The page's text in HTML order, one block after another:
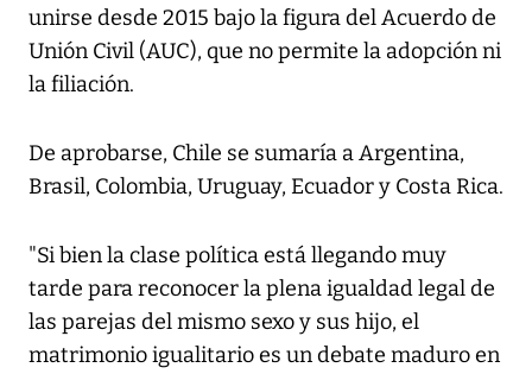
unirse desde 2015 bajo la figura del Acuerdo de
Unión Civil (AUC), que no permite la adopción ni
la filiación.
De aprobarse, Chile se sumaría a Argentina,
Brasil, Colombia, Uruguay, Ecuador y Costa Rica.
"Si bien la clase política está llegando muy
tarde para reconocer la plena igualdad legal de
las parejas del mismo sexo y sus hijo, el
matrimonio igualitario es un debate maduro en